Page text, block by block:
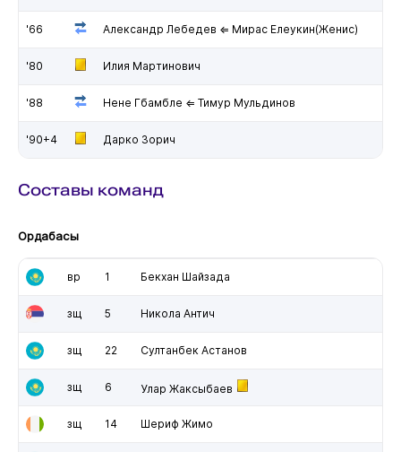
'66 Александр Лебедев ⇐ Мирас Елеукин(Женис)
'80 Илия Мартинович
'88 Нене Гбамбле ⇐ Тимур Мульдинов
'90+4 Дарко Зорич
Составы команд
Ордабасы
вр 1 Бекхан Шайзада
зщ 5 Никола Антич
зщ 22 Султанбек Астанов
зщ 6 Улар Жаксыбаев
зщ 14 Шериф Жимо